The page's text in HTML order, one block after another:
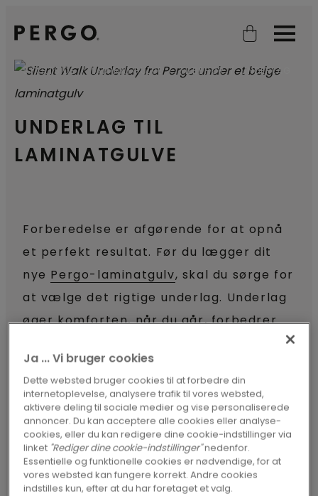
Open searchOpen
UNDERLAG TIL
LAMINATGULVE
STARTSIDE LAMINATGULVE TILBEHØR UNDERLAG
Forberedelse er afgørende for at opnå
et perfekt resultat. Før du lægger dit
nye Pergo-laminatgulv, skal du sørge for
at vælge det rigtige underlag. Underlag
øger komforten, når du går, forbedrer
og understøtter klik-systemet samt
beskytter gulvene mod opstigende fugt.
De kan også kombineres med
gulvvarme(eller -køling).
LÆGNING AF UNDERLAG
Ja ... Vi bruger cookies
Dette websted bruger cookies til at forbedre din
internetoplevelse, analysere trafik til vores websted,
aktivere deling til sociale medier og vise personaliserede
annoncer. Du kan acceptere alle cookies eller analyse-
cookies, eller du kan redigere dine cookie-indstillinger via
linket "Rediger dine cookie-indstillinger"nedenfor.
Essentielle og funktionelle cookies er nødvendige, for at
vores websted kan fungere korrekt. Andre cookies
indstilles kun, efter at du har foretaget et valg.